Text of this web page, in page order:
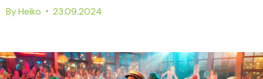
ByHeiko 23.09.2024